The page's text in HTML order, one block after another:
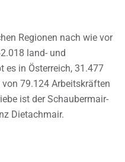
Regionen nach wie vor
land- und
in Österreich, 31.477
79.124 Arbeitskräften
ist der Schaubermair-
Dietachmair.